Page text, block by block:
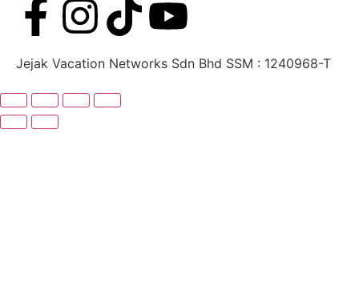
Jejak Vacation Networks Sdn Bhd SSM : 1240968-T